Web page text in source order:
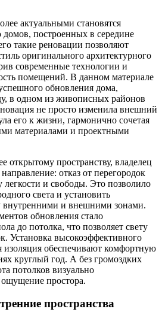
актуальными становятся
построенных в середине
такие реновации позволяют
оригинального архитектурного
современные технологии и
помещений. В данном материале
обновления дома,
в одном из живописных районов
не просто изменила внешний
его к жизни, гармонично сочетая
материалами и проектными
открытому пространству, владелец
отказ от перегородок
легкости и свободы. Это позволило
света и установить
внутренними и внешними зонами.
обновления стало
до потолка, что позволяет свету
Установка высокоэффективного
изоляция обеспечивают комфортную
круглый год. А без громоздких
потолков визуально
ощущение простора.
пространства